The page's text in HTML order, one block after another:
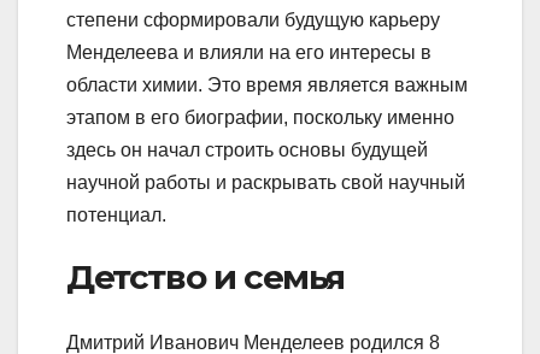
степени сформировали будущую карьеру
Менделеева и влияли на его интересы в
области химии. Это время является важным
этапом в его биографии, поскольку именно
здесь он начал строить основы будущей
научной работы и раскрывать свой научный
потенциал.
Детство и семья
Дмитрий Иванович Менделеев родился 8